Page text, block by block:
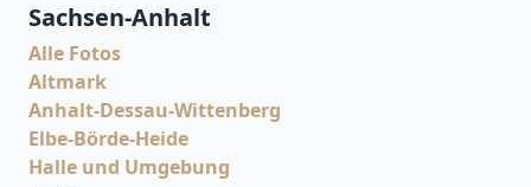
Sachsen-Anhalt
Alle Fotos
Altmark
Anhalt-Dessau-Wittenberg
Elbe-Börde-Heide
Halle und Umgebung